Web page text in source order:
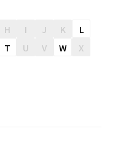
元を調整できて中にイン
H I J K
L
T U V W
X